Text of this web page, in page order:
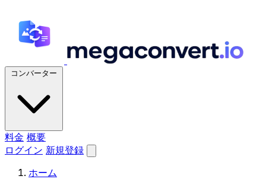
コンバーター
料金 概要
ログイン 新規登録
ホーム